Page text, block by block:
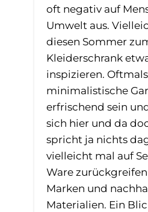
oft negativ auf
Umwelt aus.
diesen Sommer
Kleiderschrank
inspizieren.
minimalistische
erfrischend sein
sich hier und da
spricht ja nichts
vielleicht mal auf
Ware
Marken und
Materialien. Ein